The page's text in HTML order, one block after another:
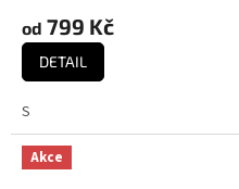
od 799 Kč
DETAIL
S
Akce